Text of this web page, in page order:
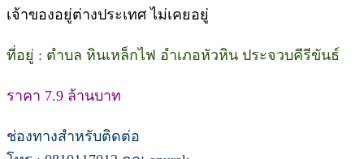
เจ้าของอยู่ต่างประเทศ ไม่เคยอยู่
ที่อยู่ : ตำบล หินเหล็กไฟ อำเภอหัวหิน ประจวบคีรีขันธ์
ราคา 7.9 ล้านบาท
ช่องทางสำหรับติดต่อ